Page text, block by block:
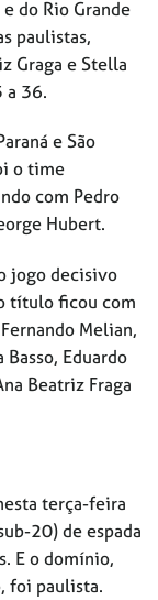
do Rio Grande
paulistas,
Graga e Stella
a 36.
e São
o time
com Pedro
Hubert.
jogo decisivo
título ficou com
Melian,
Eduardo
Beatriz Fraga
terça-feira
20) de espada
E o domínio,
foi paulista.